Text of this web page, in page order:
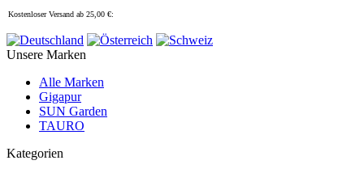
Kostenloser Versand ab 25,00 €:
Unsere Marken
Alle Marken
Gigapur
SUN Garden
TAURO
Kategorien